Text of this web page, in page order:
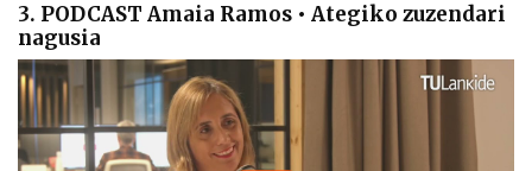
3. PODCAST Amaia Ramos • Ategiko zuzendari
nagusia